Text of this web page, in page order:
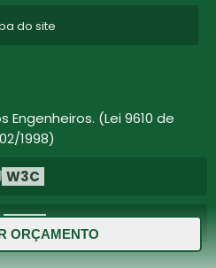
ORÇAMENTO
do site
(Lei 9610 de
1998)
W3C
W3C